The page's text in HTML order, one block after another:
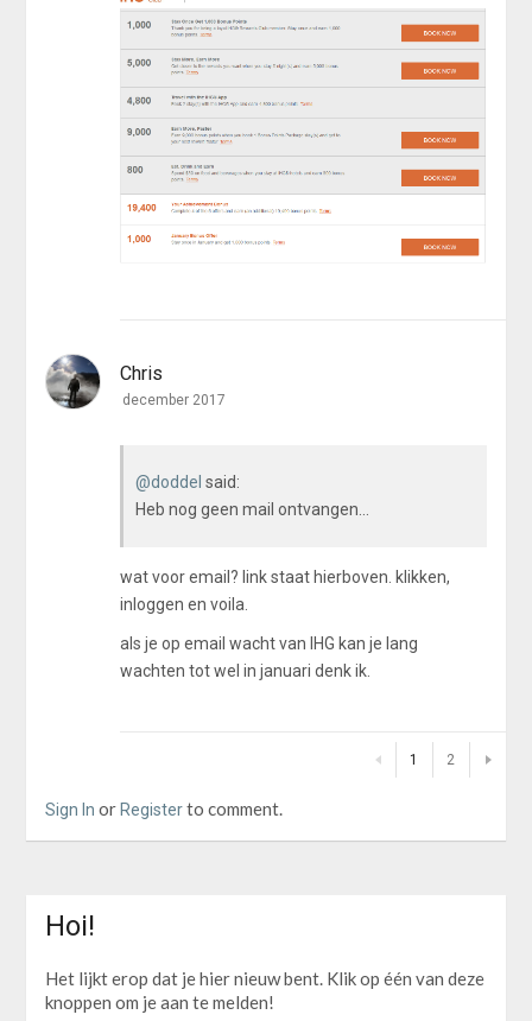
Chris
december 2017
@doddel said:
Heb nog geen mail ontvangen...
wat voor email? link staat hierboven. klikken,
inloggen en voila.
als je op email wacht van IHG kan je lang
wachten tot wel in januari denk ik.
1 2
Sign In orRegisterto comment.
Hoi!
Het lijkt erop dat je hier nieuw bent. Klik op één van deze
knoppen om je aan te melden!